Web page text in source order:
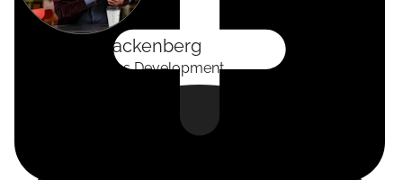
Tackenberg
Head of Business Development